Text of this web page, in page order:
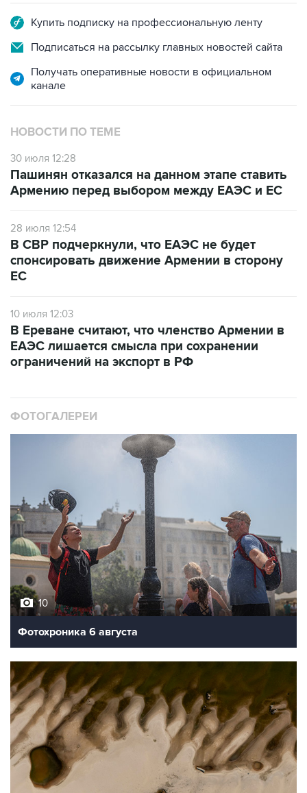
Купить подписку на профессиональную ленту
Подписаться на рассылку главных новостей сайта
Получать оперативные новости в официальном
канале
НОВОСТИ ПО ТЕМЕ
30 июля 12:28
Пашинян отказался на данном этапе ставить
Армению перед выбором между ЕАЭС и ЕС
28 июля 12:54
В СВР подчеркнули, что ЕАЭС не будет
спонсировать движение Армении в сторону
ЕС
10 июля 12:03
В Ереване считают, что членство Армении в
ЕАЭС лишается смысла при сохранении
ограничений на экспорт в РФ
ФОТОГАЛЕРЕИ
10
Фотохроника 6 августа